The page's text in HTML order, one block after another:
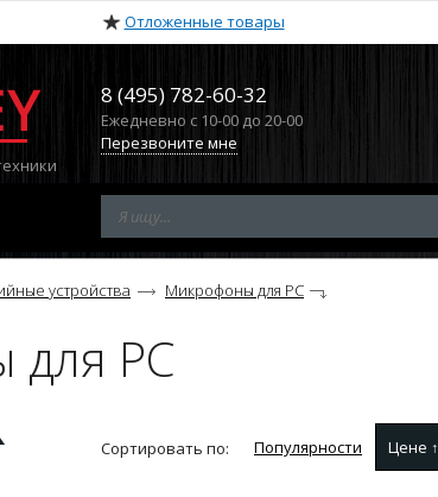
Отложенные товары
8 (495) 782-60-32
Ежедневно с 10-00 до 20-00
Перезвоните мне
устройства Микрофоны для PC
PC
Сортировать по: Популярности Цене ↑